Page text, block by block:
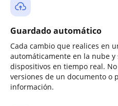
Guardado automático
Cada cambio que realices en
automáticamente en la nube y
dispositivos en tiempo real.
versiones de un documento o
información.